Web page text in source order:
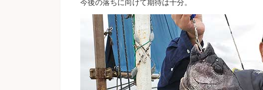
今後の落ちに向けて期待は十分。